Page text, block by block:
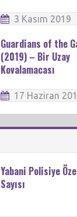
3 Kasım 2019
Guardians of the
(2019) – Bir Uzay
Kovalamacası
17 Haziran
Yabani Polisiye
Sayısı